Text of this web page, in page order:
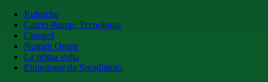
Rubriche
Calcio &amp; Tecnologia
Cinegol
Nomen Omen
La prima volta
Etimologie da Spogliatoio